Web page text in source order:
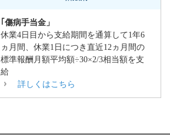
｢傷病手当金」
休業4日目から支給期間を通算して1年6
ヵ月間、休業1日につき直近12ヵ月間の
標準報酬月額平均額÷30×2/3相当額を支
給
詳しくはこちら